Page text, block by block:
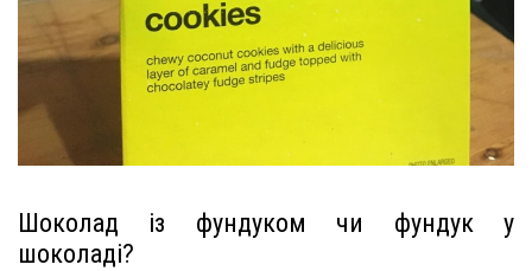
Шоколад із фундуком чи фундук у
шоколаді?